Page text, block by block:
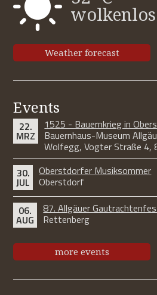
wolkenlos
Weather forecast
Events
22.
MRZ
1525 - Bauernkrieg in
Bauernhaus-Museum
Wolfegg, Vogter Straße 4,
30.
JUL
Oberstdorfer Musiksommer
Oberstdorf
06.
AUG
87. Allgäuer
Rettenberg
more events